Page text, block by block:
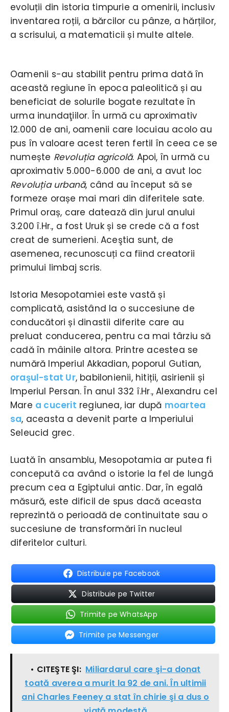
evoluții din istoria timpurie a omenirii, inclusiv
inventarea roții, a bărcilor cu pânze, a hărților,
a scrisului, a matematicii și multe altele.
Oamenii s-au stabilit pentru prima dată în
această regiune în epoca paleolitică și au
beneficiat de solurile bogate rezultate în
urma inundaţiilor. În urmă cu aproximativ
12.000 de ani, oamenii care locuiau acolo au
pus în valoare acest teren fertil în ceea ce se
numește Revoluția agricolă. Apoi, în urmă cu
aproximativ 5.000-6.000 de ani, a avut loc
Revoluția urbană, când au început să se
formeze orașe mai mari din diferitele sate.
Primul oraș, care datează din jurul anului
3.200 î.Hr., a fost Uruk și se crede că a fost
creat de sumerieni. Aceştia sunt, de
asemenea, recunoscuți ca fiind creatorii
primului limbaj scris.
Istoria Mesopotamiei este vastă și
complicată, asistând la o succesiune de
conducători și dinastii diferite care au
preluat conducerea, pentru ca mai târziu să
cadă în mâinile altora. Printre acestea se
numără Imperiul Akkadian, poporul Gutian,
oraşul-stat Ur, babilonienii, hitiții, asirienii și
Imperiul Persan. În anul 332 î.Hr., Alexandru cel
Mare a cucerit regiunea, iar după moartea
sa, aceasta a devenit parte a Imperiului
Seleucid grec.
Luată în ansamblu, Mesopotamia ar putea fi
concepută ca având o istorie la fel de lungă
precum cea a Egiptului antic. Dar, în egală
măsură, este dificil de spus dacă aceasta
reprezintă o perioadă de continuitate sau o
succesiune de transformări în nucleul
diferitelor culturi.
Distribuie pe Facebook
Distribuie pe Twitter
Trimite pe WhatsApp
Trimite pe Messenger
• CITEŞTE ŞI: Miliardarul care şi-a donat
toată averea a murit la 92 de ani. În ultimii
ani Charles Feeney a stat în chirie şi a dus o